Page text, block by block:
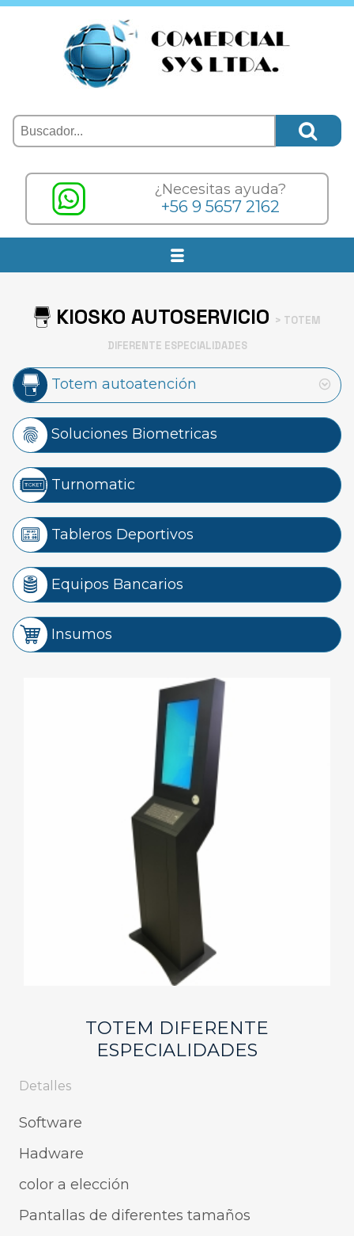
¿Necesitas ayuda?
+56 9 5657 2162
KIOSKO AUTOSERVICIO > TOTEM
DIFERENTE ESPECIALIDADES
Totem autoatención
Soluciones Biometricas
Turnomatic
Tableros Deportivos
Equipos Bancarios
Insumos
TOTEM DIFERENTE
ESPECIALIDADES
Detalles
Software
Hadware
color a elección
Pantallas de diferentes tamaños